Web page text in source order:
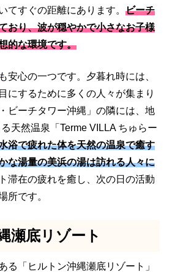
てすぐの距離にあります。 ビーチ
おり、波が穏やかで小さなお子様
的な環境です。
も安心の一つです。夕暮れ時には、
にするために多くの人々が集まり
ビーチタワー沖縄」の隣には、地
天然温泉「Terme VILLA ちゅらー
浴で疲れた体を天然の温泉で癒す
な湯量の美浜の湯は訪れる人々に
滞在の疲れを癒し、次の日の活動
所です。
瀬底リゾート
る「ヒルトン沖縄瀬底リゾート」